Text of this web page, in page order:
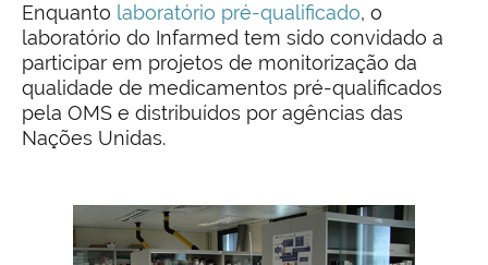
Enquanto laboratório pré-qualificado, o
laboratório do Infarmed tem sido convidado a
participar em projetos de monitorização da
qualidade de medicamentos pré-qualificados
pela OMS e distribuídos por agências das
Nações Unidas.